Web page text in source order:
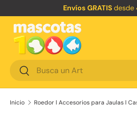
Envíos GRATIS desde
Buscar
Buscar
Inicio Roedor l Accesorios para Jaulas l